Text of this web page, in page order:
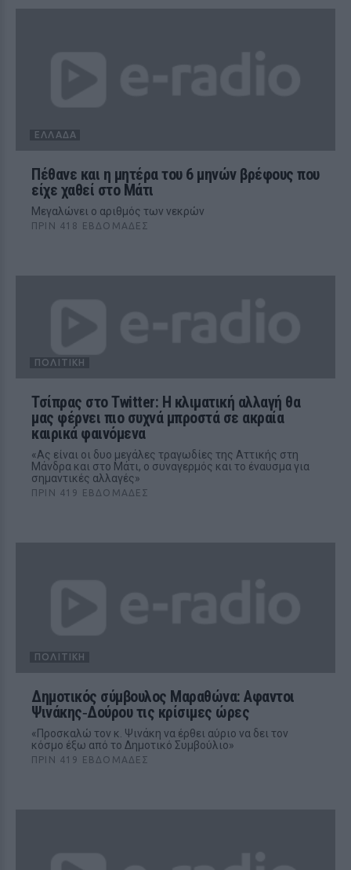
ΕΛΛΆΔΑ
Πέθανε και η μητέρα του 6 μηνών βρέφους που
είχε χαθεί στο Μάτι
Μεγαλώνει ο αριθμός των νεκρών
ΠΡΙΝ 418 ΕΒΔΟΜΆΔΕΣ
ΠΟΛΙΤΙΚΉ
Τσίπρας στο Twitter: H κλιματική αλλαγή θα
μας φέρνει πιο συχνά μπροστά σε ακραία
καιρικά φαινόμενα
«Ας είναι οι δυο μεγάλες τραγωδίες της Αττικής στη
Μάνδρα και στο Μάτι, ο συναγερμός και το έναυσμα για
σημαντικές αλλαγές»
ΠΡΙΝ 419 ΕΒΔΟΜΆΔΕΣ
ΠΟΛΙΤΙΚΉ
Δημοτικός σύμβουλος Μαραθώνα: Αφαντοι
Ψινάκης‑Δούρου τις κρίσιμες ώρες
«Προσκαλώ τον κ. Ψινάκη να έρθει αύριο να δει τον
κόσμο έξω από το Δημοτικό Συμβούλιο»
ΠΡΙΝ 419 ΕΒΔΟΜΆΔΕΣ